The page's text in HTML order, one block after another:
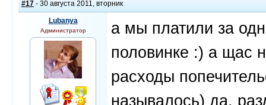
#17 - 30 августа 2011, вторник
Lubanya
Администратор
а мы платили за
половинке :) а щас
расходы
называлось) да,